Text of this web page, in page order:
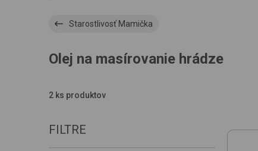
Starostlivosť Mamička
Olej na masírovanie hrádze
2 ks produktov
FILTRE